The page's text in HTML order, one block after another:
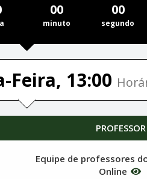
00
minuto
00
segundo
Feira, 13:00
PROFESSOR
Equipe de professores
Online